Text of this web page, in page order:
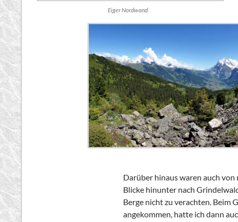
Eiger Nordwand
Darüber hinaus waren auch von
Blicke hinunter nach
Berge nicht zu verachten. Beim
angekommen, hatte ich dann